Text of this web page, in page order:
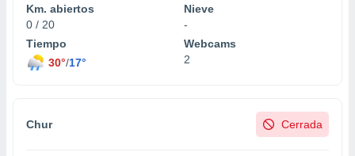
Km. abiertos
0 / 20
Nieve
-
Tiempo
30°/17°
Webcams
2
Chur Cerrada